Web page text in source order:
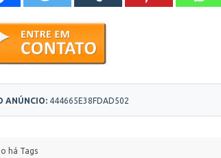
ANÚNCIO: 444665E38FDAD502
há Tags